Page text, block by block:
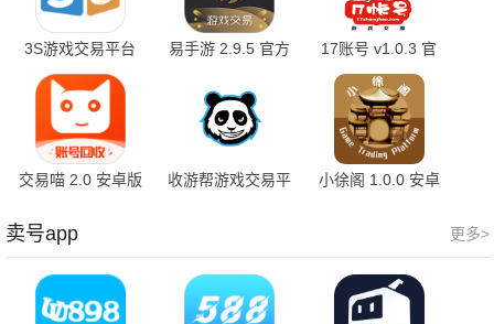
3S游戏交易平台
1.4 最新版
易手游 2.9.5 官方
17账号 v1.0.3 官
方版
交易喵 2.0 安卓版
收游帮游戏交易平
小徐阁 1.0.0 安卓
更多>
卖号app